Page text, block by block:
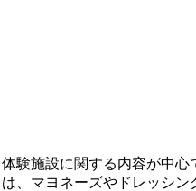
験施設に関する内容が中
、マヨネーズやドレッシ